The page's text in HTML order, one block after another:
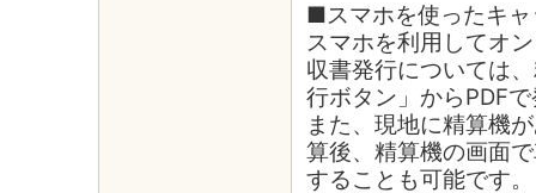
■スマホを使ったキ
スマホを利用してオ
収書発行については
行ボタン」からPDF
また、現地に精算機
算後、精算機の画面
することも可能です。